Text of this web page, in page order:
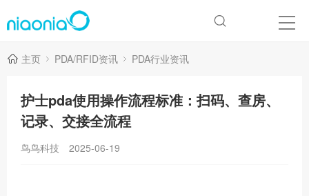
主页 PDA/RFID资讯 PDA行业资讯
护士pda使用操作流程标准：扫码、查房、
记录、交接全流程
鸟鸟科技 2025-06-19